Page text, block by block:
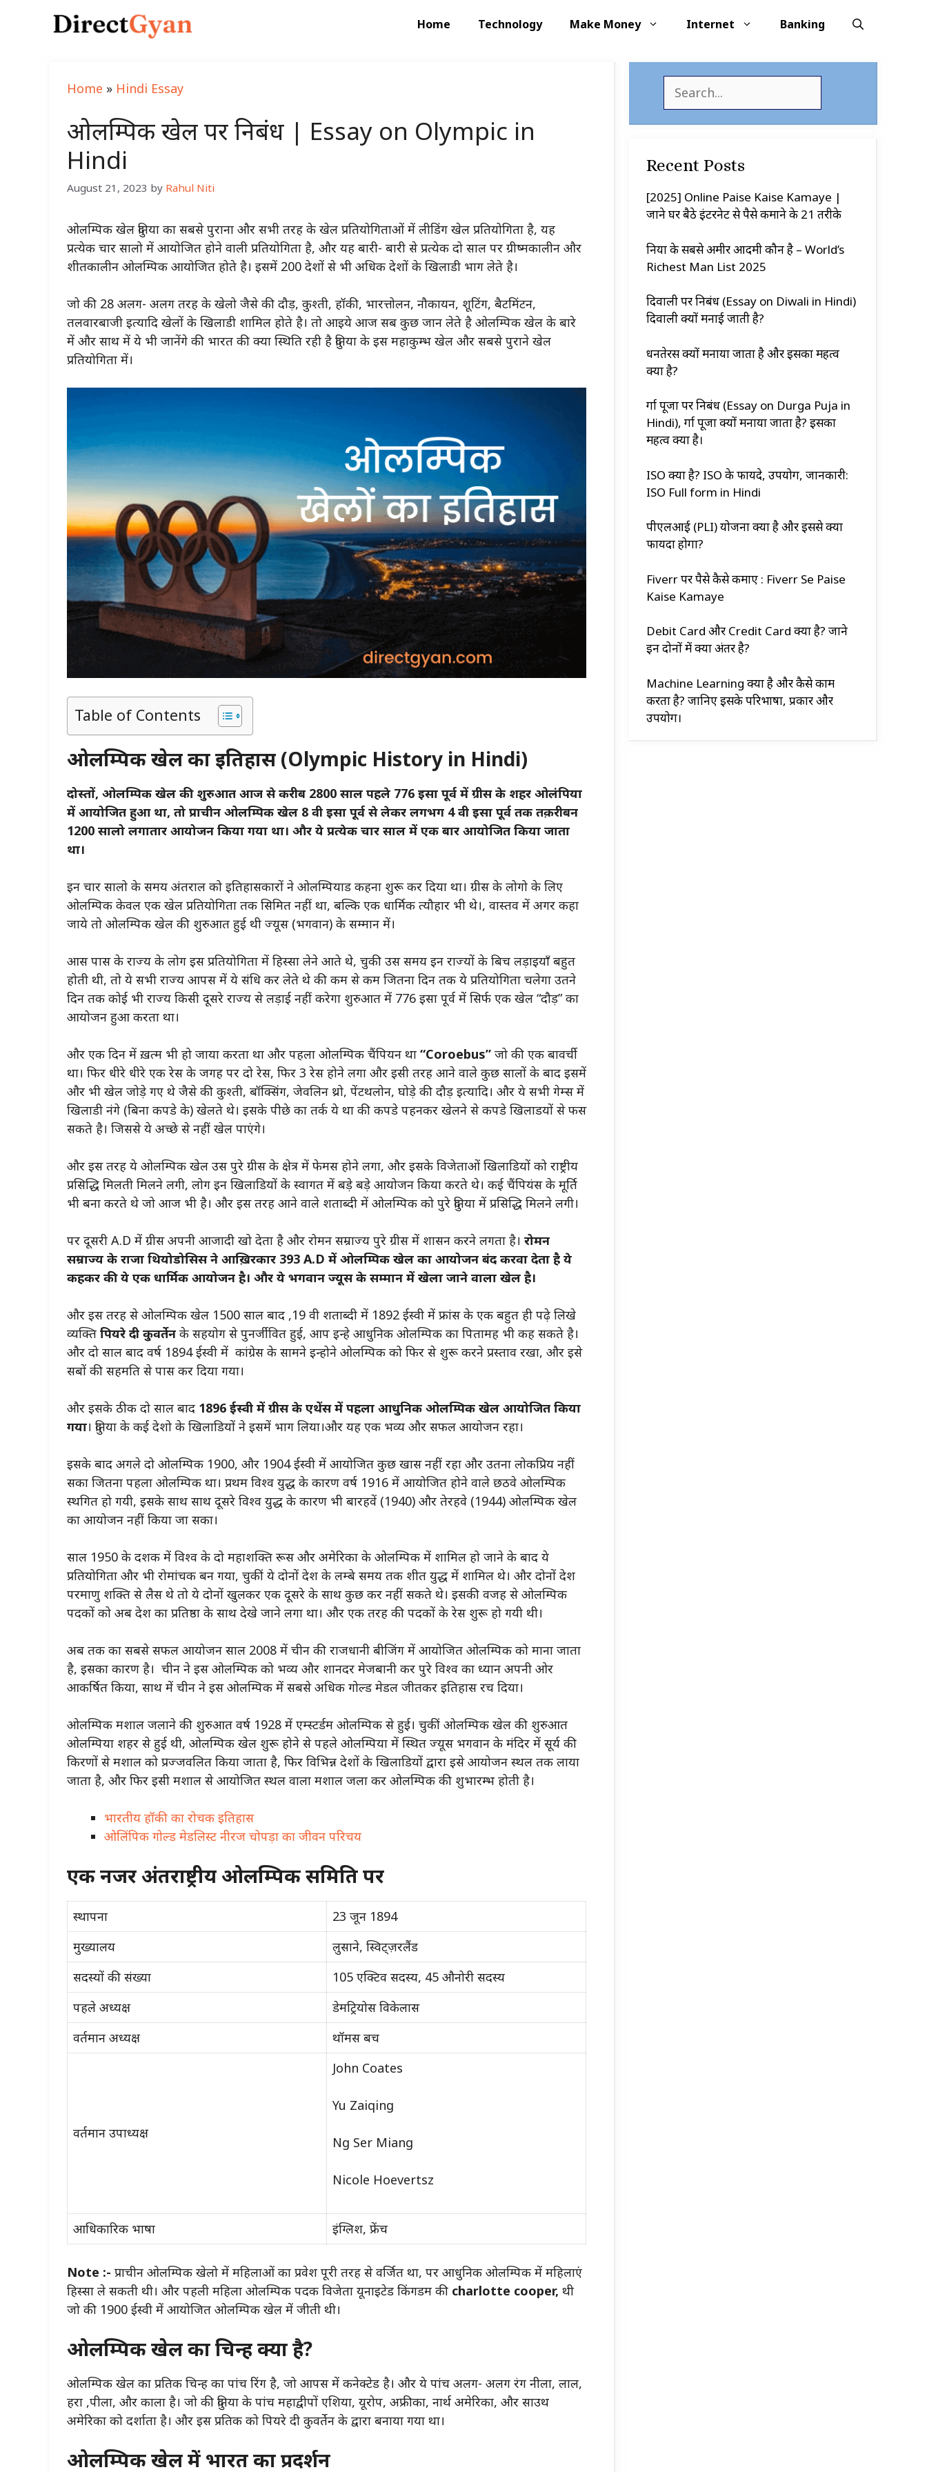
Home Technology Make Money Internet Banking
Home » Hindi Essay
ओलम्पिक खेल पर निबंध | Essay on Olympic in
Hindi
August 21, 2023 by Rahul Niti
ओलम्पिक खेल दुनिया का सबसे पुराना और सभी तरह के खेल प्रतियोगिताओं में लीडिंग खेल प्रतियोगिता है, यह
प्रत्येक चार सालो में आयोजित होने वाली प्रतियोगिता है, और यह बारी- बारी से प्रत्येक दो साल पर ग्रीष्मकालीन और
शीतकालीन ओलम्पिक आयोजित होते है। इसमें 200 देशों से भी अधिक देशों के खिलाडी भाग लेते है।
जो की 28 अलग- अलग तरह के खेलो जैसे की दौड़, कुश्ती, हॉकी, भारत्तोलन, नौकायन, शूटिंग, बैटमिंटन,
तलवारबाजी इत्यादि खेलों के खिलाडी शामिल होते है। तो आइये आज सब कुछ जान लेते है ओलम्पिक खेल के बारे
में और साथ में ये भी जानेंगे की भारत की क्या स्थिति रही है दुनिया के इस महाकुम्भ खेल और सबसे पुराने खेल
प्रतियोगिता में।
Table of Contents
ओलम्पिक खेल का इतिहास (Olympic History in Hindi)
दोस्तों, ओलम्पिक खेल की शुरुआत आज से करीब 2800 साल पहले 776 इसा पूर्व में ग्रीस के शहर ओलंपिया
में आयोजित हुआ था, तो प्राचीन ओलम्पिक खेल 8 वी इसा पूर्व से लेकर लगभग 4 वी इसा पूर्व तक तक़रीबन
1200 सालो लगातार आयोजन किया गया था। और ये प्रत्येक चार साल में एक बार आयोजित किया जाता
था।
इन चार सालो के समय अंतराल को इतिहासकारों ने ओलम्पियाड कहना शुरू कर दिया था। ग्रीस के लोगो के लिए
ओलम्पिक केवल एक खेल प्रतियोगिता तक सिमित नहीं था, बल्कि एक धार्मिक त्यौहार भी थे।, वास्तव में अगर कहा
जाये तो ओलम्पिक खेल की शुरुआत हुई थी ज्यूस (भगवान) के सम्मान में।
आस पास के राज्य के लोग इस प्रतियोगिता में हिस्सा लेने आते थे, चुकी उस समय इन राज्यों के बिच लड़ाइयाँ बहुत
होती थी, तो ये सभी राज्य आपस में ये संधि कर लेते थे की कम से कम जितना दिन तक ये प्रतियोगिता चलेगा उतने
दिन तक कोई भी राज्य किसी दूसरे राज्य से लड़ाई नहीं करेगा शुरुआत में 776 इसा पूर्व में सिर्फ एक खेल “दौड़” का
आयोजन हुआ करता था।
और एक दिन में ख़त्म भी हो जाया करता था और पहला ओलम्पिक चैंपियन था “Coroebus” जो की एक बावर्ची
था। फिर धीरे धीरे एक रेस के जगह पर दो रेस, फिर 3 रेस होने लगा और इसी तरह आने वाले कुछ सालों के बाद इसमें
और भी खेल जोड़े गए थे जैसे की कुश्ती, बॉक्सिंग, जेवलिन थ्रो, पेंटथलोन, घोड़े की दौड़ इत्यादि। और ये सभी गेम्स में
खिलाडी नंगे (बिना कपडे के) खेलते थे। इसके पीछे का तर्क ये था की कपडे पहनकर खेलने से कपडे खिलाडयों से फस
सकते है। जिससे ये अच्छे से नहीं खेल पाएंगे।
और इस तरह ये ओलम्पिक खेल उस पुरे ग्रीस के क्षेत्र में फेमस होने लगा, और इसके विजेताओं खिलाडियों को राष्ट्रीय
प्रसिद्धि मिलती मिलने लगी, लोग इन खिलाडियों के स्वागत में बड़े बड़े आयोजन किया करते थे। कई चैंपियंस के मूर्ति
भी बना करते थे जो आज भी है। और इस तरह आने वाले शताब्दी में ओलम्पिक को पुरे दुनिया में प्रसिद्धि मिलने लगी।
पर दूसरी A.D में ग्रीस अपनी आजादी खो देता है और रोमन सम्राज्य पुरे ग्रीस में शासन करने लगता है। रोमन
सम्राज्य के राजा थियोडोसिस ने आख़िरकार 393 A.D में ओलम्पिक खेल का आयोजन बंद करवा देता है ये
कहकर की ये एक धार्मिक आयोजन है। और ये भगवान ज्यूस के सम्मान में खेला जाने वाला खेल है।
और इस तरह से ओलम्पिक खेल 1500 साल बाद ,19 वी शताब्दी में 1892 ईस्वी में फ्रांस के एक बहुत ही पढ़े लिखे
व्यक्ति पियरे दी कुवर्तेन के सहयोग से पुनर्जीवित हुई, आप इन्हे आधुनिक ओलम्पिक का पितामह भी कह सकते है।
और दो साल बाद वर्ष 1894 ईस्वी में कांग्रेस के सामने इन्होने ओलम्पिक को फिर से शुरू करने प्रस्ताव रखा, और इसे
सबों की सहमति से पास कर दिया गया।
और इसके ठीक दो साल बाद 1896 ईस्वी में ग्रीस के एथेंस में पहला आधुनिक ओलम्पिक खेल आयोजित किया
गया। दुनिया के कई देशो के खिलाडियों ने इसमें भाग लिया।और यह एक भव्य और सफल आयोजन रहा।
इसके बाद अगले दो ओलम्पिक 1900, और 1904 ईस्वी में आयोजित कुछ खास नहीं रहा और उतना लोकप्रिय नहीं
सका जितना पहला ओलम्पिक था। प्रथम विश्व युद्ध के कारण वर्ष 1916 में आयोजित होने वाले छठवे ओलम्पिक
स्थगित हो गयी, इसके साथ साथ दूसरे विश्व युद्ध के कारण भी बारहवें (1940) और तेरहवे (1944) ओलम्पिक खेल
का आयोजन नहीं किया जा सका।
साल 1950 के दशक में विश्व के दो महाशक्ति रूस और अमेरिका के ओलम्पिक में शामिल हो जाने के बाद ये
प्रतियोगिता और भी रोमांचक बन गया, चुकीं ये दोनों देश के लम्बे समय तक शीत युद्ध में शामिल थे। और दोनों देश
परमाणु शक्ति से लैस थे तो ये दोनों खुलकर एक दूसरे के साथ कुछ कर नहीं सकते थे। इसकी वजह से ओलम्पिक
पदकों को अब देश का प्रतिष्ठा के साथ देखे जाने लगा था। और एक तरह की पदकों के रेस शुरू हो गयी थी।
अब तक का सबसे सफल आयोजन साल 2008 में चीन की राजधानी बीजिंग में आयोजित ओलम्पिक को माना जाता
है, इसका कारण है। चीन ने इस ओलम्पिक को भव्य और शानदर मेजबानी कर पुरे विश्व का ध्यान अपनी ओर
आकर्षित किया, साथ में चीन ने इस ओलम्पिक में सबसे अधिक गोल्ड मेडल जीतकर इतिहास रच दिया।
ओलम्पिक मशाल जलाने की शुरुआत वर्ष 1928 में एम्स्टर्डम ओलम्पिक से हुई। चुकीं ओलम्पिक खेल की शुरुआत
ओलम्पिया शहर से हुई थी, ओलम्पिक खेल शुरू होने से पहले ओलम्पिया में स्थित ज्यूस भगवान के मंदिर में सूर्य की
किरणों से मशाल को प्रज्जवलित किया जाता है, फिर विभिन्न देशों के खिलाडियों द्वारा इसे आयोजन स्थल तक लाया
जाता है, और फिर इसी मशाल से आयोजित स्थल वाला मशाल जला कर ओलम्पिक की शुभारम्भ होती है।
भारतीय हॉकी का रोचक इतिहास
ओलिंपिक गोल्ड मेडलिस्ट नीरज चोपड़ा का जीवन परिचय
एकनजर अंतराष्ट्रीय ओलम्पिक समिति पर
स्थापना
23 जून 1894
मुख्यालय
लुसाने, स्विट्ज़रलैंड
सदस्यों की संख्या
105 एक्टिव सदस्य, 45 औनोरी सदस्य
पहले अध्यक्ष
डेमट्रियोस विकेलास
वर्तमान अध्यक्ष
थॉमस बच
वर्तमान उपाध्यक्ष
John Coates
Yu Zaiqing
Ng Ser Miang
Nicole Hoevertsz
आधिकारिक भाषा इंग्लिश, फ्रेंच
Note :- प्राचीन ओलम्पिक खेलो में महिलाओं का प्रवेश पूरी तरह से वर्जित था, पर आधुनिक ओलम्पिक में महिलाएं
हिस्सा ले सकती थी। और पहली महिला ओलम्पिक पदक विजेता यूनाइटेड किंगडम की charlotte cooper, थी
जो की 1900 ईस्वी में आयोजित ओलम्पिक खेल में जीती थी।
ओलम्पिक खेल का चिन्ह क्या है?
ओलम्पिक खेल का प्रतिक चिन्ह का पांच रिंग है, जो आपस में कनेक्टेड है। और ये पांच अलग- अलग रंग नीला, लाल,
हरा ,पीला, और काला है। जो की दुनिया के पांच महाद्वीपों एशिया, यूरोप, अफ्रीका, नार्थ अमेरिका, और साउथ
अमेरिका को दर्शाता है। और इस प्रतिक को पियरे दी कुवर्तेन के द्वारा बनाया गया था।
ओलम्पिकखेल में भारत का प्रदर्शन
h
Recent Posts
[2025] Online Paise Kaise Kamaye |
जाने घर बैठे इंटरनेट से पैसे कमाने के 21 तरीके
दुनिया के सबसे अमीर आदमी कौन है – World’s
Richest Man List 2025
दिवाली पर निबंध (Essay on Diwali in Hindi)
दिवाली क्यों मनाई जाती है?
धनतेरस क्यों मनाया जाता है और इसका महत्व
क्या है?
दुर्गा पूजा पर निबंध (Essay on Durga Puja in
Hindi), दुर्गा पूजा क्यों मनाया जाता है? इसका
महत्व क्या है।
ISO क्या है? ISO के फायदे, उपयोग, जानकारी:
ISO Full form in Hindi
पीएलआई (PLI) योजना क्या है और इससे क्या
फायदा होगा?
Fiverr पर पैसे कैसे कमाए : Fiverr Se Paise
Kaise Kamaye
Debit Card और Credit Card क्या है? जाने
इन दोनों में क्या अंतर है?
Machine Learning क्या है और कैसे काम
करता है? जानिए इसके परिभाषा, प्रकार और
उपयोग।